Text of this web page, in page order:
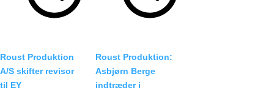
Roust Produktion
A/S skifter revisor
til EY
Roust Produktion:
Asbjørn Berge
indtræder i